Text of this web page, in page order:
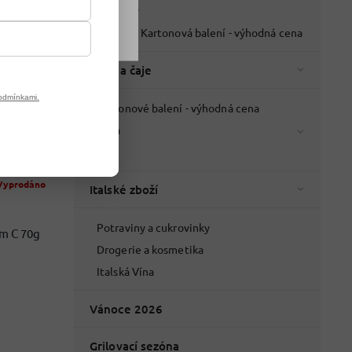
Lihoviny
Nápoje - Kartonová balení - výhodná cena
Káva a čaje
Kartonové balení - výhodná cena
Káva
Italské zboží
Potraviny a cukrovinky
Drogerie a kosmetika
Italská Vína
Vánoce 2026
Grilovací sezóna
C 70g